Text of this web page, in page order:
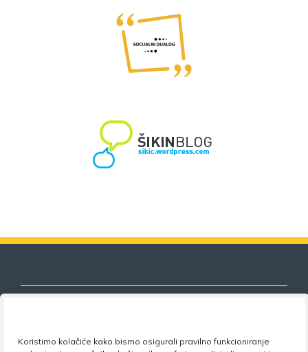
Koristimo kolačiće kako bismo osigurali pravilno funkcioniranje
Nezavisni sindikat znanosti i visokog